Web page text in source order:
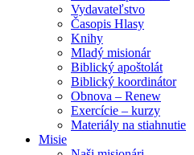
Vydavateľstvo
Časopis Hlasy
Knihy
Mladý misionár
Biblický apoštolát
Biblický koordinátor
Obnova – Renew
Exercície – kurzy
Materiály na stiahnutie
Misie